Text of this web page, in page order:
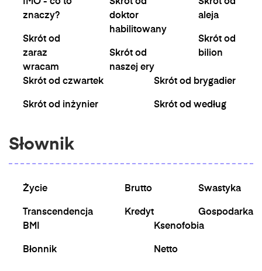
znaczy?
Skrót od
zaraz
wracam
doktor
habilitowany
Skrót od
naszej ery
aleja
Skrót od
bilion
Skrót od czwartek
Skrót od inżynier
Skrót od brygadier
Skrót od według
Słownik
Życie
Transcendencja
Brutto
Kredyt
Swastyka
Gospodarka
BMI
Błonnik
Ksenofobia
Netto